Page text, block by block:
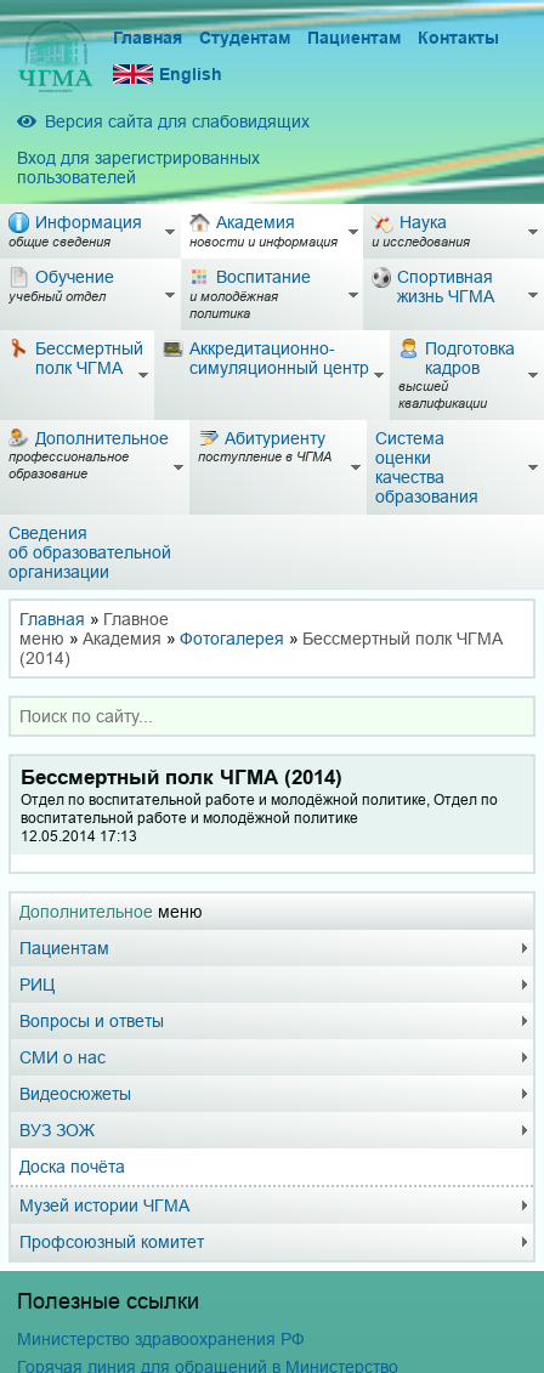
Главная Студентам Пациентам
Контакты
English
Версия сайта для слабовидящих
Вход для зарегистрированных
пользователей
Информация
общие сведения
Академия
новости и информация
Наука
и исследования
Обучение
учебный отдел
Воспитание
и молодёжная
политика
Спортивная
жизнь ЧГМА
Бессмертный
полк ЧГМА
Аккредитационно-
симуляционный центр
Подготовка
кадров
высшей
квалификации
Дополнительное
профессиональное
образование
Абитуриенту
поступление в ЧГМА
Система
оценки
качества
образования
Сведения
об образовательной
организации
Главная » Главное
меню » Академия » Фотогалерея » Бессмертный полк ЧГМА
(2014)
Дополнительное меню
Пациентам
РИЦ
Вопросы и ответы
СМИ о нас
Видеосюжеты
ВУЗ ЗОЖ
Доска почёта
Музей истории ЧГМА
Профсоюзный комитет
Бессмертный полк ЧГМА (2014)
Отдел по воспитательной работе и молодёжной политике, Отдел по
воспитательной работе и молодёжной политике
12.05.2014 17:13
Полезные ссылки
Министерство здравоохранения РФ
Горячая линия для обращений в Министерство